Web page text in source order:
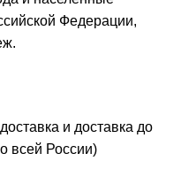
Федерации,
и доставка до
всей России)